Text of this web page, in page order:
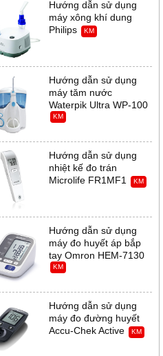
Hướng dẫn sử dụng
máy xông khí dung
Philips
KM
Hướng dẫn sử dụng
máy tăm nước
Waterpik Ultra WP-100
KM
Hướng dẫn sử dụng
nhiệt kế đo trán
Microlife FR1MF1
KM
Hướng dẫn sử dụng
máy đo huyết áp bắp
tay Omron HEM-7130
KM
Hướng dẫn sử dụng
máy đo đường huyết
Accu-Chek Active
KM